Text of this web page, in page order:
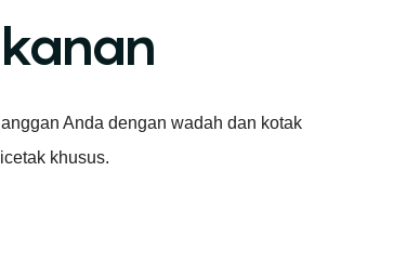
Anda dengan wadah dan kotak
khusus.